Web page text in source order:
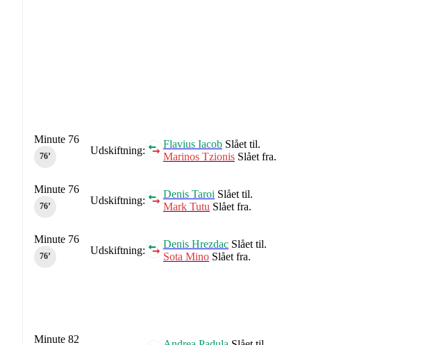
Udskiftning:
Flavius Iacob Slået til.
Marinos Tzionis Slået fra.
Minute 76
76‎’‎
Udskiftning:
Denis Taroi Slået til.
Mark Tutu Slået fra.
Minute 76
76‎’‎
Udskiftning:
Denis Hrezdac Slået til.
Sota Mino Slået fra.
Minute 76
76‎’‎
Minute 82